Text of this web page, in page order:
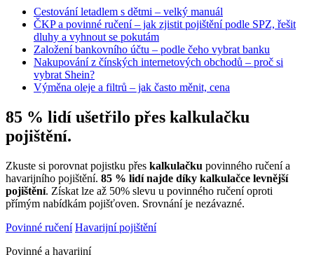
Cestování letadlem s dětmi – velký manuál
ČKP a povinné ručení – jak zjistit pojištění podle SPZ, řešit
dluhy a vyhnout se pokutám
Založení bankovního účtu – podle čeho vybrat banku
Nakupování z čínských internetových obchodů – proč si
vybrat Shein?
Výměna oleje a filtrů – jak často měnit, cena
85 % lidí ušetřilo přes kalkulačku
pojištění.
Zkuste si porovnat pojistku přes kalkulačku povinného ručení a
havarijního pojištění. 85 % lidí najde díky kalkulačce levnější
pojištění. Získat lze až 50% slevu u povinného ručení oproti
přímým nabídkám pojišťoven. Srovnání je nezávazné.
Povinné ručení Havarijní pojištění
Povinné a havarijní